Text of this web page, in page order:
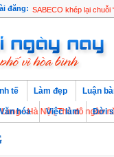
đăng:
SABECO khép lại chuỗi
Lộ trình tận hưởng
Nội, Thủ đô ngàn năm văn
tế Làm đẹp Luận
Văn hóa Việc làm Đời